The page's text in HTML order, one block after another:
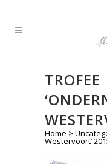
TROFEE
Home >
Westervoort’